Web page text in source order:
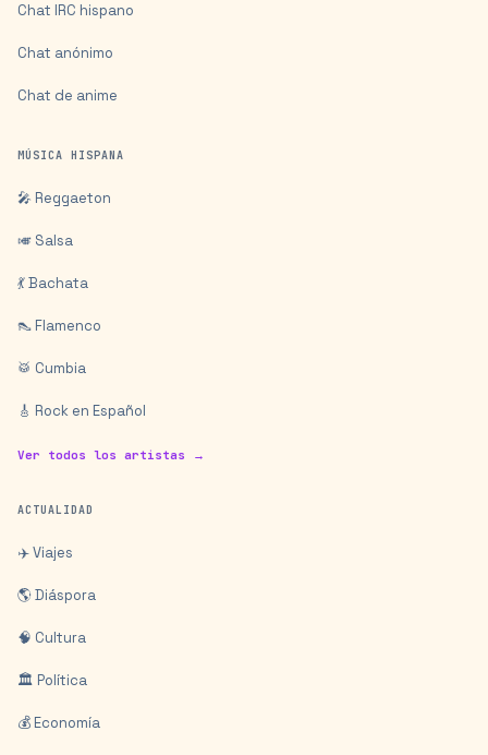
Chat IRC hispano
Chat anónimo
Chat de anime
MÚSICA HISPANA
🎤 Reggaeton
🎺 Salsa
💃 Bachata
👠 Flamenco
🥁 Cumbia
🎸 Rock en Español
Ver todos los artistas →
ACTUALIDAD
✈️ Viajes
🌎 Diáspora
🧠 Cultura
🏛️ Política
💰 Economía